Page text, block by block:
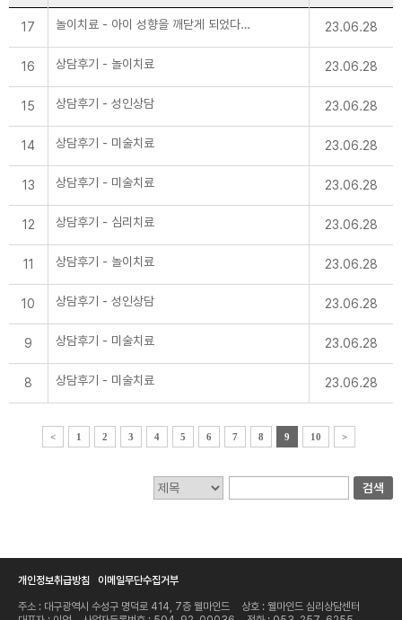
17 놀이치료 - 아이 성향을 깨닫게 되었다는 후기 23.06.28
16 상담후기 - 놀이치료 23.06.28
15 상담후기 - 성인상담 23.06.28
14 상담후기 - 미술치료 23.06.28
13 상담후기 - 미술치료 23.06.28
12 상담후기 - 심리치료 23.06.28
11 상담후기 - 놀이치료 23.06.28
10 상담후기 - 성인상담 23.06.28
9 상담후기 - 미술치료 23.06.28
8 상담후기 - 미술치료 23.06.28
< 1 2 3 4 5 6 7 8 9 10 >
검색
이용하거나 타인 또는 타기업·기관에 제공하지
않습니다.
나. 웰마인드 심리상담센터가 정보주체의 개인
정보를 제3자에게 제공하게 되는 경우, 제공하
는 개인정보, 제3자의 정보 등에 관하여 사전에
정보주체에게 별도 고지하여 동의를 구하는 절
차를 수행하며, 정보주체가 동의하지 않는 경우
에는 제3자에게 개인정보를 제공하지 않습니다.
가. 웰마인드 심리상담센터는 원칙적으로 개인
정보 처리목적이 달성된 경우에는 지체 없이 복
정보를 파기합니다. 다만 관계법령에 따라 계속
보존해야 하는 경우에는 해당 개인정보 또는 개
관리합니다.
5. 개인정보관리책임자 및 담당자의 연락처
가. 웰마인드 심리상담센터는 개인정보처리에
와 관련한 정보주체의 불만처리 및 피해구제 등
을 위하여 아래와 같이 개인정보보호 책임자를
· 이언 대표
· 이언 대표
· 전화 : 053-257-6255
나. 웰마인드 심리상담센터의 홈페이지 상의 서
비스를 이용하시면서 발생한 모든 개인정보보호
관련 문의, 불만처리, 피해구제 등에 관한 사항
릴 것입니다.
개인정보 침해 등으로 구제를 받고자 하는 정보
개인정보취급방침 이메일무단수집거부
주소 : 대구광역시 수성구 명덕로 414, 7층 웰마인드
상호 : 웰마인드 심리상담센터